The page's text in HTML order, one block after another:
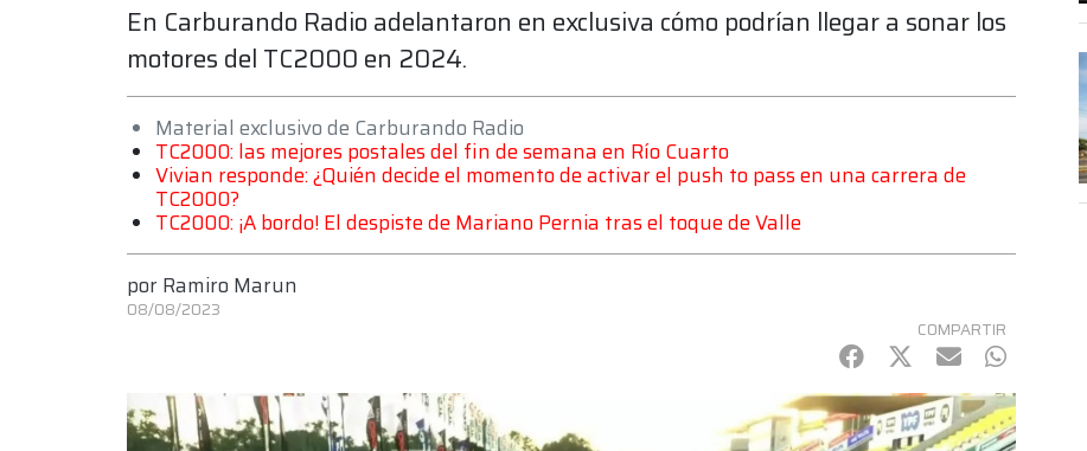
En Carburando Radio adelantaron en exclusiva cómo podrían llegar a sonar los
motores del TC2000 en 2024.
Material exclusivo de Carburando Radio
TC2000: las mejores postales del fin de semana en Río Cuarto
Vivian responde: ¿Quién decide el momento de activar el push to pass en una carrera de
TC2000?
TC2000: ¡A bordo! El despiste de Mariano Pernia tras el toque de Valle
por Ramiro Marun
08/08/2023
COMPARTIR
Facebook
Twitter
mail WhatsApp